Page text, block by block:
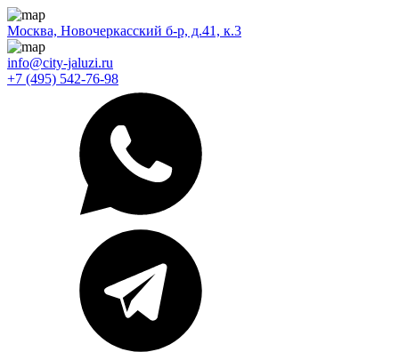
Москва, Новочеркасский б-р, д.41, к.3
info@city-jaluzi.ru
+7 (495) 542-76-98